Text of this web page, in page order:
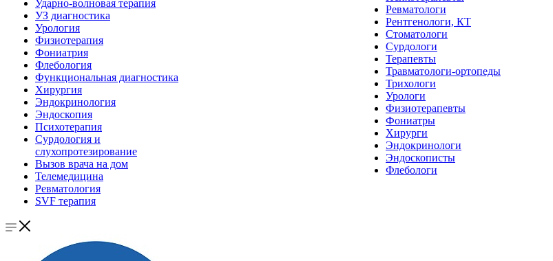
Ударно-волновая терапия
УЗ диагностика
Урология
Физиотерапия
Фониатрия
Флебология
Функциональная диагностика
Хирургия
Эндокринология
Эндоскопия
Психотерапия
Сурдология и
слухопротезирование
Вызов врача на дом
Телемедицина
Ревматология
SVF терапия
Ревматологи
Рентгенологи, КТ
Стоматологи
Сурдологи
Терапевты
Травматологи-ортопеды
Трихологи
Урологи
Физиотерапевты
Фониатры
Хирурги
Эндокринологи
Эндоскописты
Флебологи